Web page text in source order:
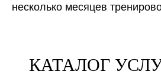
несколько месяцев
КАТАЛОГ